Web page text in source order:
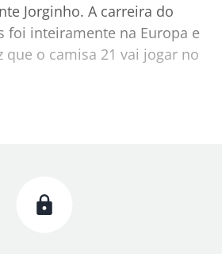
Jorginho. A carreira do
foi inteiramente na Europa e
que o camisa 21 vai jogar no